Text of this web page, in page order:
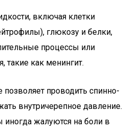
включая клетки
глюкозу и белки,
процессы или
такие как менингит.
проводить спинно-
внутричерепное давление.
жалуются на боли в